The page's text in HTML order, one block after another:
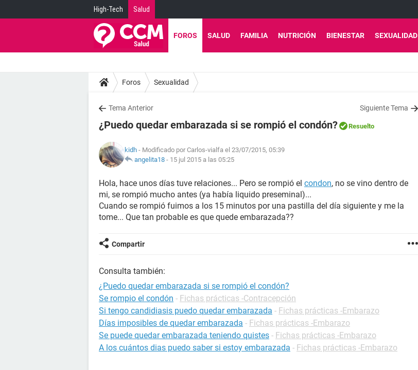
High-Tech Salud
FOROS SALUD FAMILIA NUTRICIÓN BIENESTAR SEXUALIDAD
Foros Sexualidad
Tema Anterior Siguiente Tema
¿Puedo quedar embarazada si se rompió el condón? Resuelto
kidh - Modificado por Carlos-vialfa el 23/07/2015, 05:39
angelita18 - 15 jul 2015 a las 05:25
Hola, hace unos días tuve relaciones... Pero se rompió el condon, no se vino dentro de
mi, se rompió mucho antes (ya había liquido preseminal)...
Cuando se rompió fuimos a los 15 minutos por una pastilla del día siguiente y me la
tome... Que tan probable es que quede embarazada??
Compartir
Consulta también:
¿Puedo quedar embarazada si se rompió el condón?
Se rompio el condón - Fichas prácticas -Contracepción
Si tengo candidiasis puedo quedar embarazada - Fichas prácticas -Embarazo
Días imposibles de quedar embarazada - Fichas prácticas -Embarazo
Se puede quedar embarazada teniendo quistes - Fichas prácticas -Embarazo
A los cuántos dias puedo saber si estoy embarazada - Fichas prácticas -Embarazo